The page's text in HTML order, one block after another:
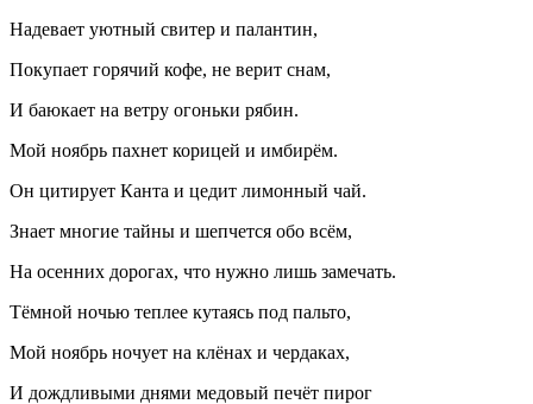
Надевает уютный свитер и палантин,
Покупает горячий кофе, не верит снам,
И баюкает на ветру огоньки рябин.
Мой ноябрь пахнет корицей и имбирём.
Он цитирует Канта и цедит лимонный чай.
Знает многие тайны и шепчется обо всём,
На осенних дорогах, что нужно лишь замечать.
Тёмной ночью теплее кутаясь под пальто,
Мой ноябрь ночует на клёнах и чердаках,
И дождливыми днями медовый печёт пирог